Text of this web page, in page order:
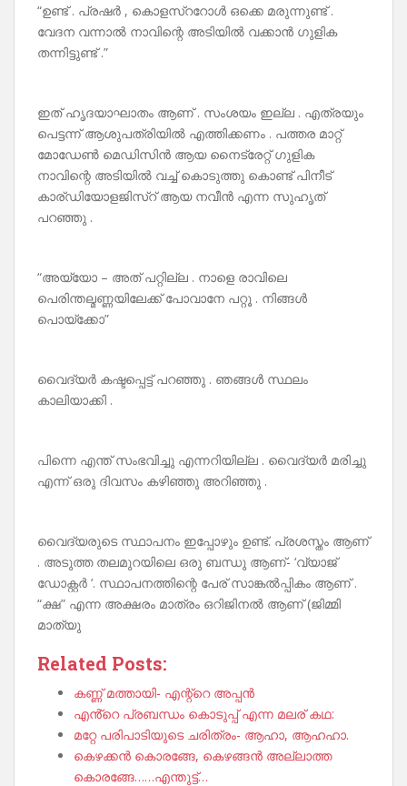
“ഉണ്ട് . പ്രഷർ , കൊളസ്ററോൾ ഒക്കെ മരുന്നുണ്ട് .
വേദന വന്നാൽ നാവിന്റെ അടിയിൽ വക്കാൻ ഗുളിക
തന്നിട്ടുണ്ട് .”
ഇത് ഹൃദയാഘാതം ആണ് . സംശയം ഇല്ല . എത്രയും
പെട്ടന്ന് ആശുപത്രിയിൽ എത്തിക്കണം . പത്തര മാറ്റ്
മോഡേൺ മെഡിസിൻ ആയ നൈട്രേറ്റ് ഗുളിക
നാവിന്റെ അടിയിൽ വച്ച് കൊടുത്തു കൊണ്ട് പിനീട്
കാര്ഡിയോളജിസ്റ് ആയ നവീൻ എന്ന സുഹൃത്
പറഞ്ഞു .
“അയ്യോ – അത് പറ്റില്ല . നാളെ രാവിലെ
പെരിന്തല്മണ്ണയിലേക്ക് പോവാനേ പറ്റൂ . നിങ്ങൾ
പൊയ്ക്കോ”
വൈദ്യർ കഷ്ടപ്പെട്ട് പറഞ്ഞു . ഞങ്ങൾ സ്ഥലം
കാലിയാക്കി .
പിന്നെ എന്ത് സംഭവിച്ചു എന്നറിയില്ല . വൈദ്യർ മരിച്ചു
എന്ന് ഒരു ദിവസം കഴിഞ്ഞു അറിഞ്ഞു .
വൈദ്യരുടെ സ്ഥാപനം ഇപ്പോഴും ഉണ്ട്. പ്രശസ്തം ആണ്
. അടുത്ത തലമുറയിലെ ഒരു ബന്ധു ആണ്- ‘വ്യാജ്
ഡോക്റ്റർ ‘. സ്ഥാപനത്തിന്റെ പേര് സാങ്കൽപ്പികം ആണ് .
“ക്ഷ” എന്ന അക്ഷരം മാത്രം ഒറിജിനൽ ആണ് (ജിമ്മി
മാത്യു
Related Posts:
കണ്ണ് മത്തായി- എന്റ്റെ അപ്പൻ
എൻ്റെ പ്രബന്ധം കൊടുപ്പ് എന്ന മലര് കഥ:
മറ്റേ പരിപാടിയുടെ ചരിത്രം- ആഹാ, ആഹഹാ.
കെഴക്കൻ കൊരങ്ങേ, കെഴങ്ങൻ അല്ലാത്ത
കൊരങ്ങേ……എന്തുട്ട്…